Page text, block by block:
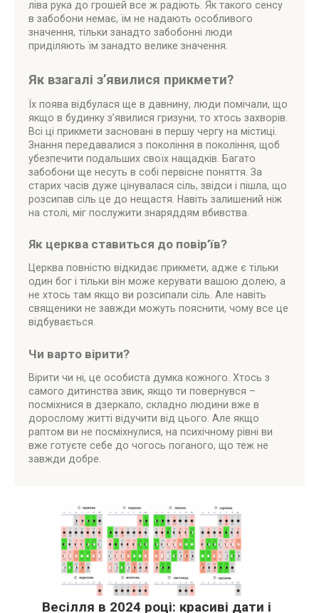
ліва рука до грошей все ж радіють. Як такого сенсу
в забобони немає, їм не надають особливого
значення, тільки занадто забобонні люди
приділяють їм занадто велике значення.
Як взагалі з’явилися прикмети?
Їх поява відбулася ще в давнину, люди помічали, що
якщо в будинку з’явилися гризуни, то хтось захворів.
Всі ці прикмети засновані в першу чергу на містиці.
Знання передавалися з покоління в покоління, щоб
убезпечити подальших своїх нащадків. Багато
забобони ще несуть в собі первісне поняття. За
старих часів дуже цінувалася сіль, звідси і пішла, що
розсипав сіль це до нещастя. Навіть залишений ніж
на столі, міг послужити знаряддям вбивства.
Як церква ставиться до повір’їв?
Церква повністю відкидає прикмети, адже є тільки
один бог і тільки він може керувати вашою долею, а
не хтось там якщо ви розсипали сіль. Але навіть
священики не завжди можуть пояснити, чому все це
відбувається.
Чи варто вірити?
Вірити чи ні, це особиста думка кожного. Хтось з
самого дитинства звик, якщо ти повернувся –
посміхнися в дзеркало, складно людини вже в
дорослому житті відучити від цього. Але якщо
раптом ви не посміхнулися, на психічному рівні ви
вже готуєте себе до чогось поганого, що теж не
завжди добре.
Весілля в 2024 році: красиві дати і